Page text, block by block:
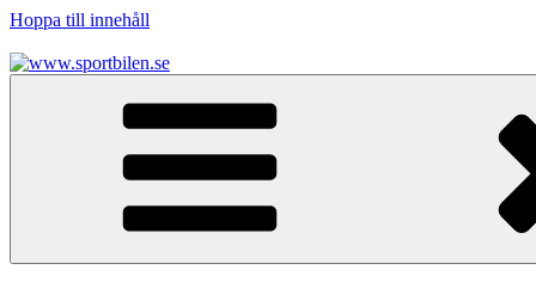
Hoppa till innehåll
www.sportbilen.se